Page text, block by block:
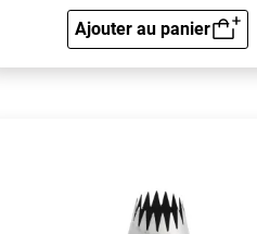
Ajouter au panier
Aperçu rapide